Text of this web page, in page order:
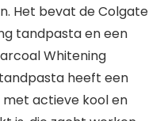
Het bevat de Colgate
tandpasta en een
Whitening
heeft een
met actieve kool en